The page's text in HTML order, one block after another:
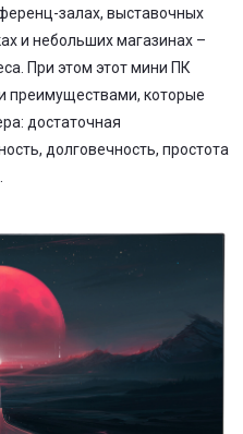
залах, выставочных
и небольших магазинах –
При этом этот мини ПК
преимуществами, которые
достаточная
долговечность, простота